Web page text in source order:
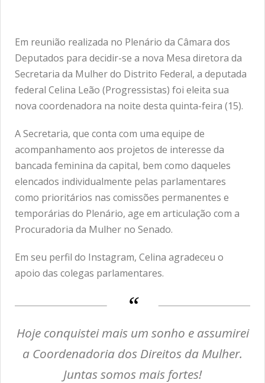
Em reunião realizada no Plenário da Câmara dos
Deputados para decidir-se a nova Mesa diretora da
Secretaria da Mulher do Distrito Federal, a deputada
federal Celina Leão (Progressistas) foi eleita sua
nova coordenadora na noite desta quinta-feira (15).
A Secretaria, que conta com uma equipe de
acompanhamento aos projetos de interesse da
bancada feminina da capital, bem como daqueles
elencados individualmente pelas parlamentares
como prioritários nas comissões permanentes e
temporárias do Plenário, age em articulação com a
Procuradoria da Mulher no Senado.
Em seu perfil do Instagram, Celina agradeceu o
apoio das colegas parlamentares.
Hoje conquistei mais um sonho e assumirei
a Coordenadoria dos Direitos da Mulher.
Juntas somos mais fortes!